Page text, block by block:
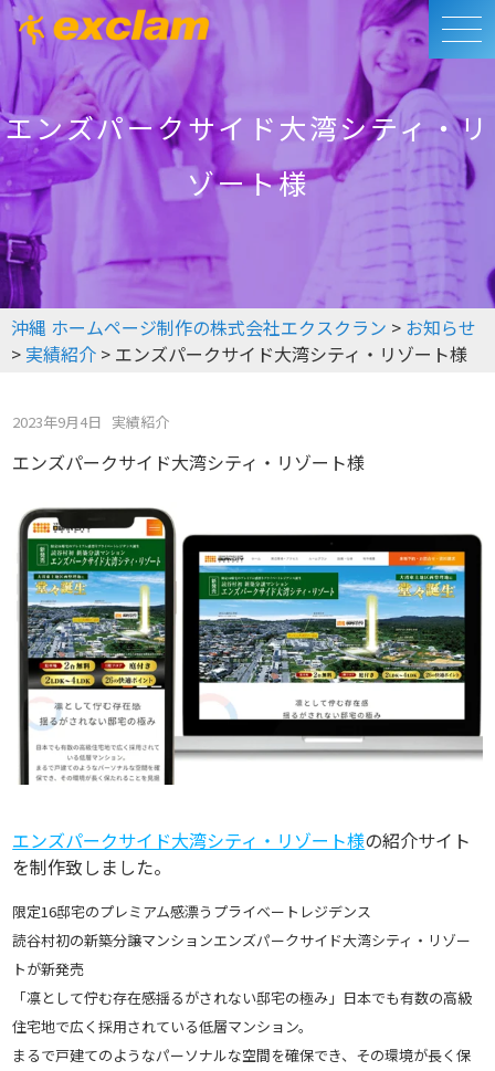
エンズパークサイド大湾シティ・リ
ゾート様
沖縄 ホームページ制作の株式会社エクスクラン > お知らせ
> 実績紹介 > エンズパークサイド大湾シティ・リゾート様
2023年9月4日 実績紹介
エンズパークサイド大湾シティ・リゾート様
エンズパークサイド大湾シティ・リゾート様の紹介サイト
を制作致しました。
限定16邸宅のプレミアム感漂うプライベートレジデンス
読谷村初の新築分譲マンションエンズパークサイド大湾シティ・リゾー
トが新発売
「凛として佇む存在感揺るがされない邸宅の極み」日本でも有数の高級
住宅地で広く採用されている低層マンション。
まるで戸建てのようなパーソナルな空間を確保でき、その環境が長く保